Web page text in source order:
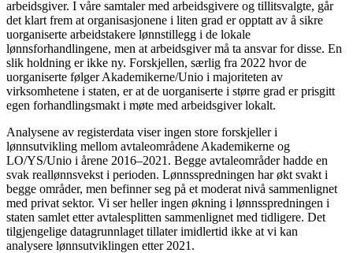
arbeidsgiver. I våre samtaler med arbeidsgivere og tillitsvalgte, går
det klart frem at organisasjonene i liten grad er opptatt av å sikre
uorganiserte arbeidstakere lønnstillegg i de lokale
lønnsforhandlingene, men at arbeidsgiver må ta ansvar for disse. En
slik holdning er ikke ny. Forskjellen, særlig fra 2022 hvor de
uorganiserte følger Akademikerne/Unio i majoriteten av
virksomhetene i staten, er at de uorganiserte i større grad er prisgitt
egen forhandlingsmakt i møte med arbeidsgiver lokalt.
Analysene av registerdata viser ingen store forskjeller i
lønnsutvikling mellom avtaleområdene Akademikerne og
LO/YS/Unio i årene 2016–2021. Begge avtaleområder hadde en
svak reallønnsvekst i perioden. Lønnsspredningen har økt svakt i
begge områder, men befinner seg på et moderat nivå sammenlignet
med privat sektor. Vi ser heller ingen økning i lønnsspredningen i
staten samlet etter avtalesplitten sammenlignet med tidligere. Det
tilgjengelige datagrunnlaget tillater imidlertid ikke at vi kan
analysere lønnsutviklingen etter 2021.